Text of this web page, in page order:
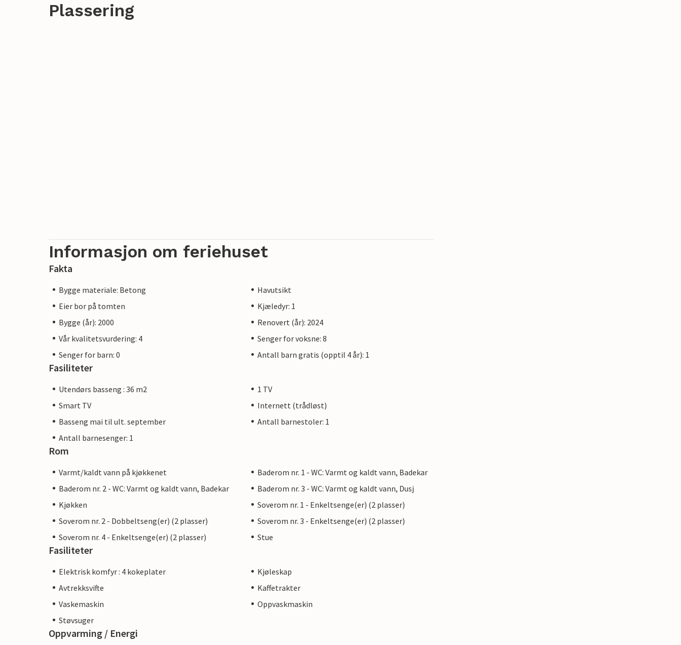
Plassering
Informasjon om feriehuset
Fakta
Bygge materiale: Betong
Havutsikt
Eier bor på tomten
Kjæledyr: 1
Bygge (år): 2000
Renovert (år): 2024
Vår kvalitetsvurdering: 4
Senger for voksne: 8
Senger for barn: 0
Antall barn gratis (opptil 4 år): 1
Fasiliteter
Utendørs basseng : 36 m2
1 TV
Smart TV
Internett (trådløst)
Basseng mai til ult. september
Antall barnestoler: 1
Antall barnesenger: 1
Rom
Varmt/kaldt vann på kjøkkenet
Baderom nr. 1 - WC: Varmt og kaldt vann, Badekar
Baderom nr. 2 - WC: Varmt og kaldt vann, Badekar
Baderom nr. 3 - WC: Varmt og kaldt vann, Dusj
Kjøkken
Soverom nr. 1 - Enkeltsenge(er) (2 plasser)
Soverom nr. 2 - Dobbeltseng(er) (2 plasser)
Soverom nr. 3 - Enkeltsenge(er) (2 plasser)
Soverom nr. 4 - Enkeltsenge(er) (2 plasser)
Stue
Fasiliteter
Elektrisk komfyr : 4 kokeplater
Kjøleskap
Avtrekksvifte
Kaffetrakter
Vaskemaskin
Oppvaskmaskin
Støvsuger
Oppvarming / Energi